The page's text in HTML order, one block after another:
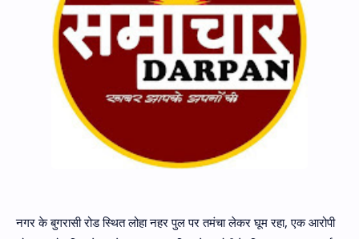
नगर के बुगरासी रोड स्थित लोहा नहर पुल पर तमंचा लेकर घूम रहा, एक आरोपी